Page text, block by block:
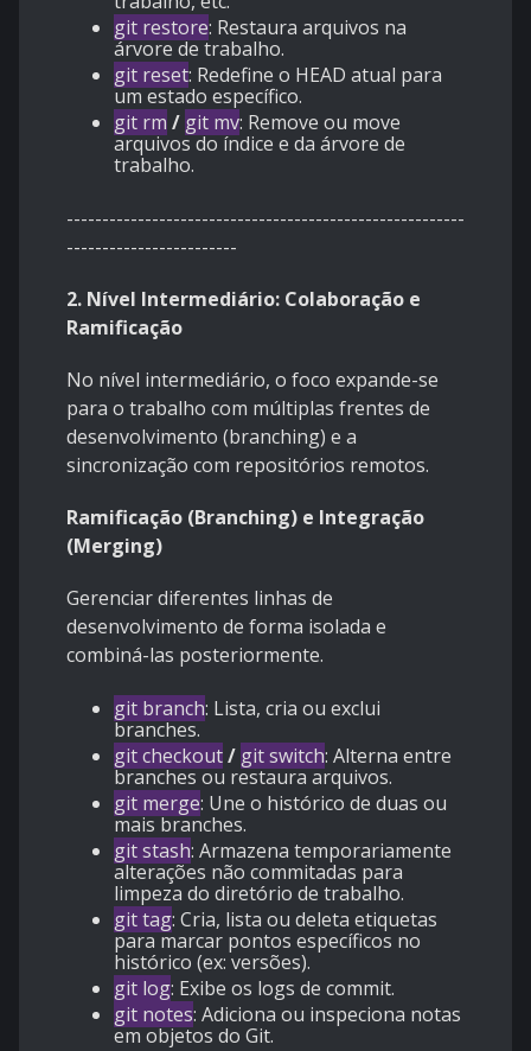
git restore: Restaura arquivos na
árvore de trabalho.
git reset: Redefine o HEAD atual para
um estado específico.
git rm / git mv: Remove ou move
arquivos do índice e da árvore de
trabalho.
--------------------------------------------------------
------------------------
2. Nível Intermediário: Colaboração e
Ramificação
No nível intermediário, o foco expande-se
para o trabalho com múltiplas frentes de
desenvolvimento (branching) e a
sincronização com repositórios remotos.
Ramificação (Branching) e Integração
(Merging)
Gerenciar diferentes linhas de
desenvolvimento de forma isolada e
combiná-las posteriormente.
git branch: Lista, cria ou exclui
branches.
git checkout/ git switch: Alterna entre
branches ou restaura arquivos.
git merge: Une o histórico de duas ou
mais branches.
git stash: Armazena temporariamente
alterações não commitadas para
limpeza do diretório de trabalho.
git tag: Cria, lista ou deleta etiquetas
para marcar pontos específicos no
histórico (ex: versões).
git log: Exibe os logs de commit.
git notes: Adiciona ou inspeciona notas
em objetos do Git.